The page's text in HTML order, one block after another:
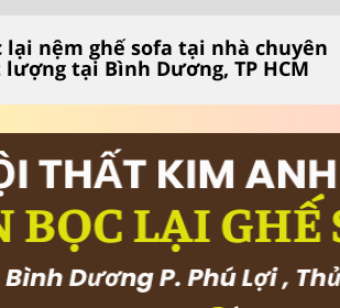
lại nệm ghế sofa tại nhà chuyên
tại Bình Dương, TP HCM